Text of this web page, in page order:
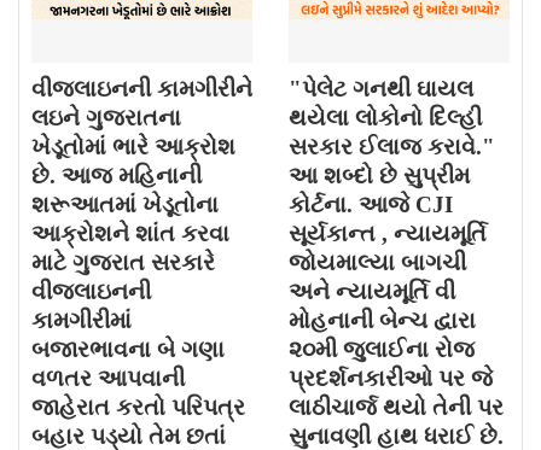
વીજલાઇનની કામગીરીને
લઇને ગુજરાતના
ખેડૂતોમાં ભારે આક્રોશ
છે. આજ મહિનાની
શરૂઆતમાં ખેડૂતોના
આક્રોશને શાંત કરવા
માટે ગુજરાત સરકારે
વીજલાઇનની
કામગીરીમાં
બજારભાવના બે ગણા
વળતર આપવાની
જાહેરાત કરતો પરિપત્ર
બહાર પડ્યો તેમ છતાં
"પેલેટ ગનથી ઘાયલ
થયેલા લોકોનો દિલ્હી
સરકાર ઈલાજ કરાવે."
આ શબ્દો છે સુપ્રીમ
કોર્ટના. આજે CJI
સૂર્યકાન્ત , ન્યાયમૂર્તિ
જોયમાલ્યા બાગચી
અને ન્યાયમૂર્તિ વી
મોહનાની બેન્ચ દ્વારા
૨૦મી જુલાઈના રોજ
પ્રદર્શનકારીઓ પર જે
લાઠીચાર્જ થયો તેની પર
સુનાવણી હાથ ધરાઈ છે.